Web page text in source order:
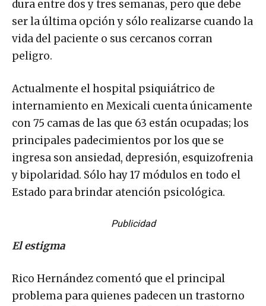
dura entre dos y tres semanas, pero que debe
ser la última opción y sólo realizarse cuando la
vida del paciente o sus cercanos corran
peligro.
Actualmente el hospital psiquiátrico de
internamiento en Mexicali cuenta únicamente
con 75 camas de las que 63 están ocupadas; los
principales padecimientos por los que se
ingresa son ansiedad, depresión, esquizofrenia
y bipolaridad. Sólo hay 17 módulos en todo el
Estado para brindar atención psicológica.
Publicidad
El estigma
Rico Hernández comentó que el principal
problema para quienes padecen un trastorno